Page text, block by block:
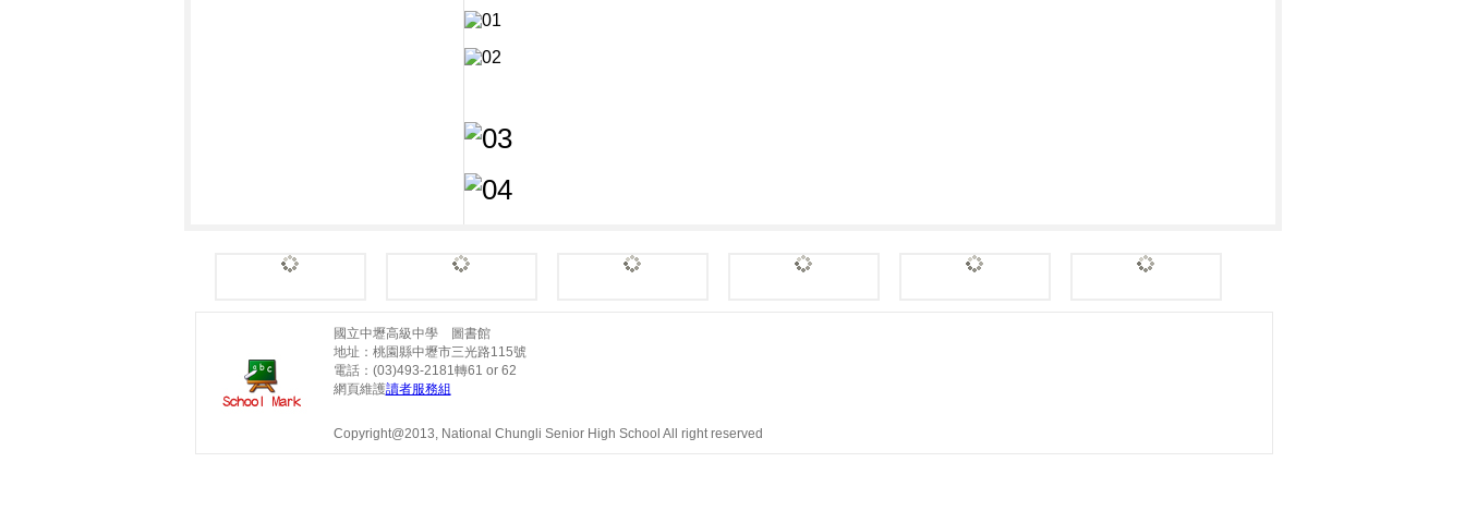
國立中壢高級中學 圖書館
地址：桃園縣中壢市三光路115號
電話：(03)493-2181轉61 or 62
網頁維護讀者服務組
Copyright@2013, National Chungli Senior High School All right reserved